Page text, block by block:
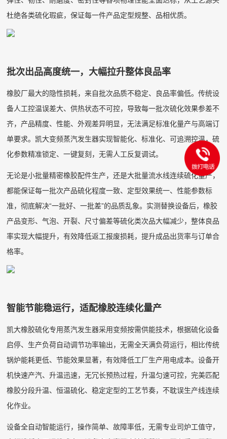
杜绝各类硫化瑕疵，保证每一件产品定型规整、品相优质。
批次出品高度统一，大幅拉升整体良品率
橡胶厂最大的隐性损耗，来自批次品质不稳定、良品率偏低。传统设
备人工控温误差大、供热状态不可控，导致每一批次硫化效果参差不
齐，产品精度、性能、外观差异明显，无法满足标准化量产与高端订
单要求。凯大变频蒸汽发生器实现智能化、标准化、可追溯控温，硫
化参数精准锁定、一键复刻，无需人工反复调试。
无论是小批量精密橡胶配件生产，还是大批量流水线连续硫化量产，
都能保证每一批次产品硫化程度一致、定型效果统一、性能参数标
准，彻底解决“一批好、一批差”的品质乱象。实测替换设备后，橡胶
产品变形、气泡、开裂、尺寸偏差等硫化类次品大幅减少，整体良品
率实现大幅提升，有效降低返工报废损耗，提升成品出货率与订单合
格率。
智能节能稳运行，适配橡胶连续化量产
凯大橡胶硫化专用蒸汽发生器采用变频按需供能技术，根据硫化设备
启停、生产负荷自动调节功率输出，无需全天满负荷运行，相比传统
锅炉能耗更低、节能效果显著，有效降低工厂生产用电成本。设备开
机快速产汽、升温迅速，无冗长预热过程，升温匀速可控，完美匹配
橡胶分段升温、恒温硫化、稳定定型的工艺节奏，不耽误生产线连续
化作业。
设备全自动智能运行，操作简单、故障率低，无需专业司炉工值守，